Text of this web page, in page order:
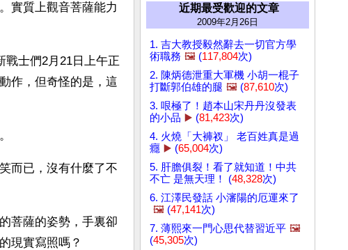
實質上觀音菩薩能力
戰士們2月21日上午正
作，但奇怪的是，這
而已，沒有什麼了不
菩薩的姿勢，手裏卻
現實寫照嗎？
近期最受歡迎的文章
2009年2月26日
1. 吉大教授毅然辭去一切官方學
術職務 🖼️ (117,804次)
2. 陳炳德泄重大軍機 小胡一棍子
打斷郭伯雄的腿 🖼️ (87,610次)
3. 哏極了！趙本山宋丹丹沒發表
的小品 ▶️ (81,423次)
4. 火燒「大褲衩」 老百姓真是過
癮 ▶️ (65,004次)
5. 肝膽俱裂！看了就知道！中共
不亡 是無天理！ (48,328次)
6. 江澤民發話 小瀋陽的厄運來了
🖼️ (47,141次)
7. 薄熙來一門心思代替習近平 🖼️
(45,305次)